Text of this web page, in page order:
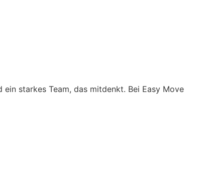
starkes Team, das mitdenkt. Bei Easy Move